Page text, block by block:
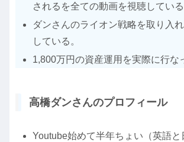
されるを全ての動画を視聴している
ダンさんのライオン戦略を取り入
している。
1,800万円の資産運用を実際に行な
高橋ダンさんのプロフィール
Youtube始めて半年ちょい（英語と